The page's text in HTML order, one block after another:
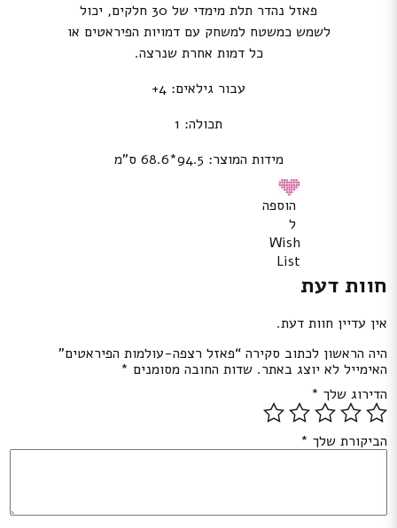
פאזל נהדר תלת מימדי של 30 חלקים, יכול
לשמש כמשטח למשחק עם דמויות הפיראטים או
כל דמות אחרת שנרצה.
עבור גילאים: 4+
תכולה: 1
מידות המוצר: 94.5*68.6 ס”מ
הוספה
ל
Wish
List
חוות דעת
אין עדיין חוות דעת.
היה הראשון לכתוב סקירה “פאזל רצפה-עולמות הפיראטים”
האימייל לא יוצג באתר. שדות החובה מסומנים *
הדירוג שלך *
הביקורת שלך *